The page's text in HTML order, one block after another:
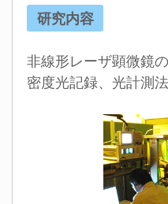
研究内容
非線形レーザ顕微鏡
密度光記録、光計測